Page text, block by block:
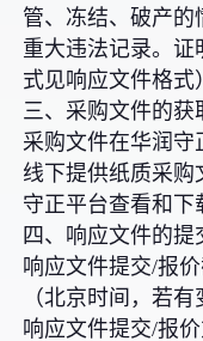
管、冻结、破产的
重大违法记录。
式见响应文件格式
三、采购文件的获
采购文件在华润守
线下提供纸质采购
守正平台查看和下
四、响应文件的提
响应文件提交/报
（北京时间，若有
响应文件提交/报